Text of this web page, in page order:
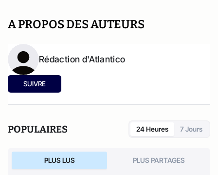
A PROPOS DES AUTEURS
Rédaction d'Atlantico
SUIVRE
POPULAIRES 24 Heures 7 Jours
PLUS LUS PLUS PARTAGES